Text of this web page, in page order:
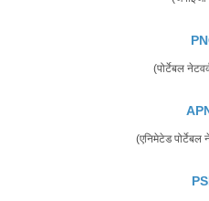
(पोर्टेबल
(एनिमेटेड पोर्टेबल